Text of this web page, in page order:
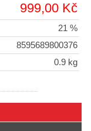
999,00 Kč
21 %
8595689800376
0.9 kg